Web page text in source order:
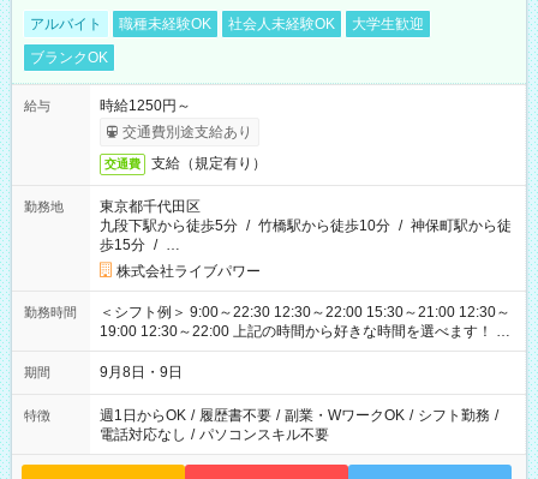
アルバイト 職種未経験OK 社会人未経験OK
大学生歓迎
ブランクOK
給与
時給1250円～
交通費別途支給あり
交通費 支給（規定有り）
勤務地
東京都千代田区
九段下駅から徒歩5分 / 竹橋駅から徒歩10分 / 神保町駅から徒
歩15分 / …
株式会社ライブパワー
勤務時間
＜シフト例＞ 9:00～22:30 12:30～22:00 15:30～21:00 12:30～
19:00 12:30～22:00 上記の時間から好きな時間を選べます！ ※
時間は変更となる可能性があります
期間 9月8日・9日
特徴 週1日からOK / 履歴書不要 / 副業・WワークOK / シフト勤務 /
電話対応なし / パソコンスキル不要